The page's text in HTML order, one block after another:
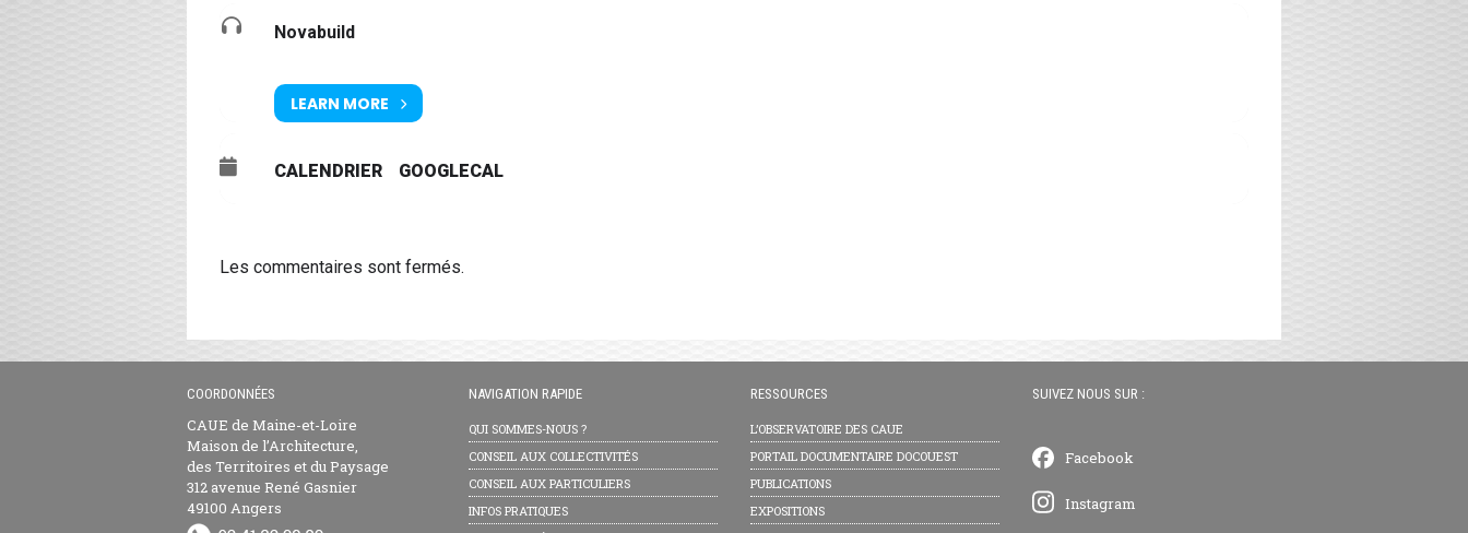
Novabuild
LEARN MORE
CALENDRIER GOOGLECAL
Les commentaires sont fermés.
COORDONNÉES
CAUE de Maine-et-Loire
Maison de l’Architecture,
des Territoires et du Paysage
312 avenue René Gasnier
49100 Angers
NAVIGATION RAPIDE
QUI SOMMES-NOUS ?
CONSEIL AUX COLLECTIVITÉS
CONSEIL AUX PARTICULIERS
INFOS PRATIQUES
RESSOURCES
L’OBSERVATOIRE DES CAUE
PORTAIL DOCUMENTAIRE DOCOUEST
PUBLICATIONS
EXPOSITIONS
SUIVEZ NOUS SUR :
Facebook
Instagram